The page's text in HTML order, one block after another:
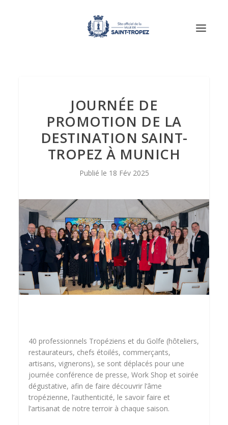
JOURNÉE DE
PROMOTION DE LA
DESTINATION SAINT-
TROPEZ À MUNICH
18 Fév 2025
40 professionnels Tropéziens et du Golfe (hôteliers,
restaurateurs, chefs étoilés, commerçants,
artisans, vignerons), se sont déplacés pour une
journée conférence de presse, Work Shop et soirée
dégustative, afin de faire découvrir l’âme
tropézienne, l’authenticité, le savoir faire et
l’artisanat de notre terroir à chaque saison.